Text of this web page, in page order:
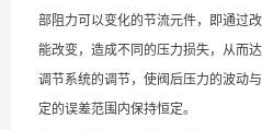
部阻力可以变化的节流元件，即通过
能改变，造成不同的压力损失，从而
调节系统的调节，使阀后压力的波动
定的误差范围内保持恒定。